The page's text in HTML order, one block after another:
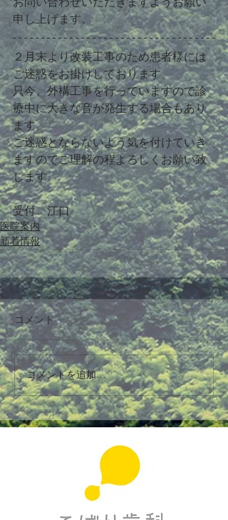
申し上げます。
２月末より改装工事のため患者様には
ご迷惑をお掛けしております。
只今、外構工事を行っていますので診
療中に大きな音が発生する場合もあり
ます。
ご迷惑とならないよう気を付けていき
ますのでご理解の程よろしくお願い致
します。
受付　江口
医院案内
新着情報
コメント
コメントを追加…